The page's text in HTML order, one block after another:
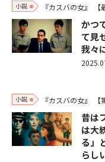
小説 『カスバの女』
かつ
て見
我々
小説 『カスバの女』
昔は
は大
る」
らし